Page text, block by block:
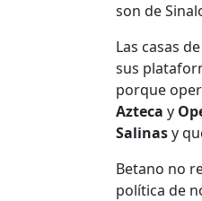
son de
Las casas
sus
porque
Azteca y
Sali­nasy
Betano no
políti­ca de